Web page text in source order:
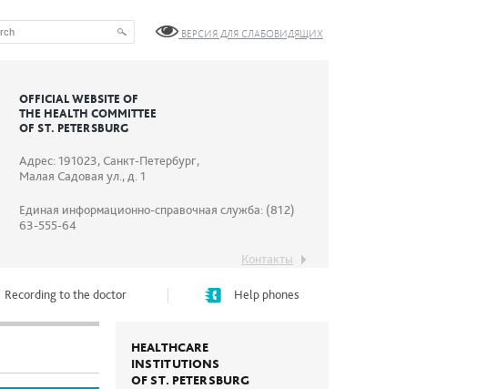
ВЕРСИЯ ДЛЯ СЛАБОВИДЯЩИХ
OFFICIAL WEBSITE OF
THE HEALTH COMMITTEE
OF ST. PETERSBURG
Адрес: 191023, Санкт-Петербург,
Малая Садовая ул., д. 1
Единая информационно-справочная служба: (812)
63-555-64
Контакты
Recording to the doctor Help phones
HEALTHCARE
INSTITUTIONS
OF ST. PETERSBURG